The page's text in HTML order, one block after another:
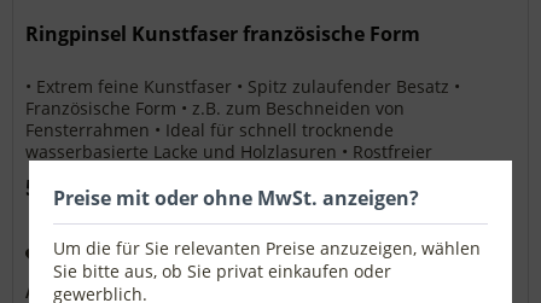
Ringpinsel Kunstfaser französische Form
• Extrem feine Kunstfaser • Spitz zulaufender Besatz •
Französische Form • z.B. zum Beschneiden von
Fensterrahmen • Ideal für schnell trocknende
wasserbasierte Lacke und Holzlasuren • Rostfreier
5,72 € *
Merken
Artikel-Nr.:1961421
Preise mit oder ohne MwSt. anzeigen?
Um die für Sie relevanten Preise anzuzeigen, wählen
Sie bitte aus, ob Sie privat einkaufen oder
gewerblich.